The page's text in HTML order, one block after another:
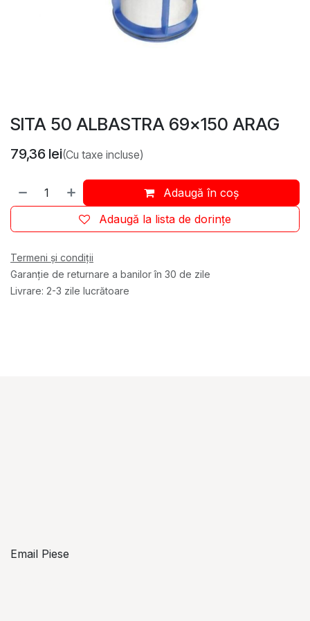
SITA 50 ALBASTRA 69x150 ARAG
79,36 lei(Cu taxe incluse)
Adaugă în coș
Adaugă la lista de dorințe
Termeni și condiții
Garanție de returnare a banilor în 30 de zile
Livrare: 2-3 zile lucrătoare
Email Piese